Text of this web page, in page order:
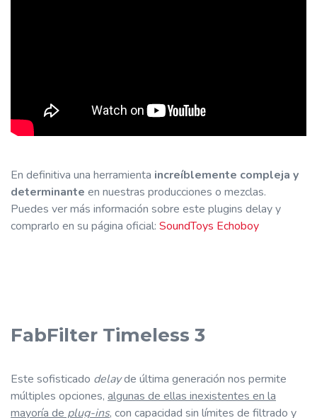
En definitiva una herramienta increíblemente compleja y
determinante en nuestras producciones o mezclas.
Puedes ver más información sobre este plugins delay y
comprarlo en su página oficial: SoundToys Echoboy
FabFilter Timeless 3
Este sofisticado delayde última generación nos permite
múltiples opciones, algunas de ellas inexistentes en la
mayoría de plug-ins, con capacidad sin límites de filtrado y